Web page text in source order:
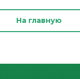
На главную